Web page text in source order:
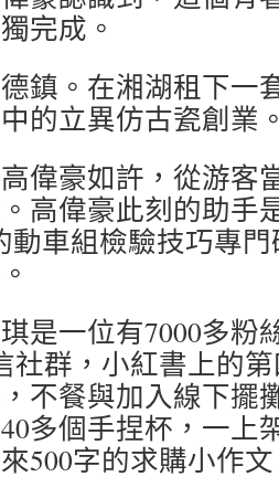
完成。
鎮。在湘湖租下一
的立異仿古瓷創業
偉豪如許，從游客
高偉豪此刻的助手
動車組檢驗技巧專
是一位有7000多粉
社群，小紅書上的
不餐與加入線下擺
多個手捏杯，一上
500字的求購小作